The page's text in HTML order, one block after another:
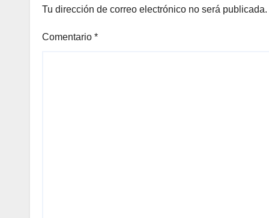
Tu dirección de correo electrónico no será publicada.
Comentario *